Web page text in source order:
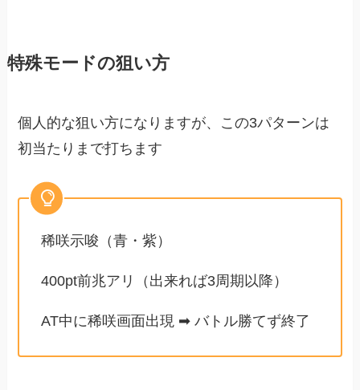
特殊モードの狙い方
個人的な狙い方になりますが、この3パターンは
初当たりまで打ちます
稀咲示唆（青・紫）
400pt前兆アリ（出来れば3周期以降）
AT中に稀咲画面出現 ➡︎ バトル勝てず終了